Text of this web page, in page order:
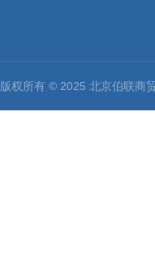
版权所有 © 2025 北京伯联